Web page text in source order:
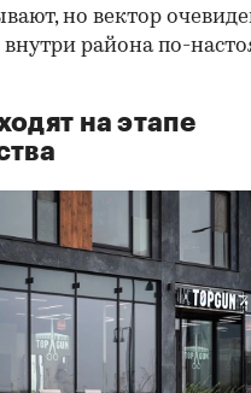
но вектор
внутри района по-
на этапе